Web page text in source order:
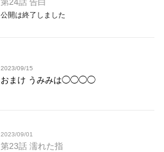
公開は終了しました
2023/09/15
おまけ うみみは◯◯◯◯
2023/09/01
第23話 濡れた指